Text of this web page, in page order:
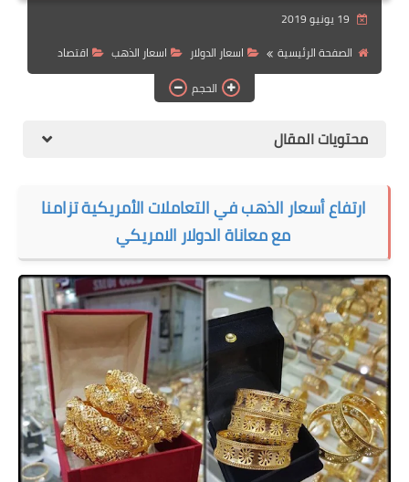
اقتصاد
التجارة الالكترونية
الصفحة الرئيسية
اسعار الدولار اسعار الذهب
اقتصاد
الحجم
محتويات المقال
ارتفاع أسعار الذهب في التعاملات الأمريكية تزامنا
مع معاناة الدولار الامريكي